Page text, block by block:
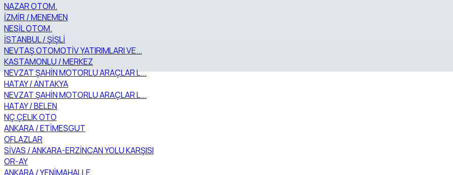
NAZAR OTOM.
İZMİR / MENEMEN
NESİL OTOM.
İSTANBUL / ŞİŞLİ
NEVTAŞ OTOMOTİV YATIRIMLARI VE...
KASTAMONLU / MERKEZ
NEVZAT ŞAHİN MOTORLU ARAÇLAR L...
HATAY / ANTAKYA
NEVZAT ŞAHİN MOTORLU ARAÇLAR L...
HATAY / BELEN
NÇ ÇELIK OTO
ANKARA / ETİMESGUT
OFLAZLAR
SİVAS / ANKARA-ERZİNCAN YOLU KARŞISI
OR-AY
ANKARA / YENİMAHALLE